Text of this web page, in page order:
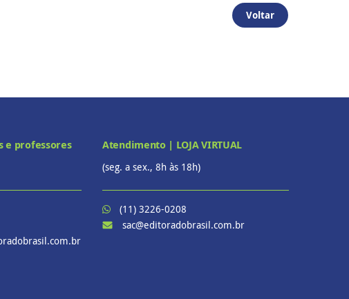
Voltar
e professores Atendimento | LOJA VIRTUAL
(seg. a sex., 8h às 18h)
(11) 3226-0208
sac@editoradobrasil.com.br